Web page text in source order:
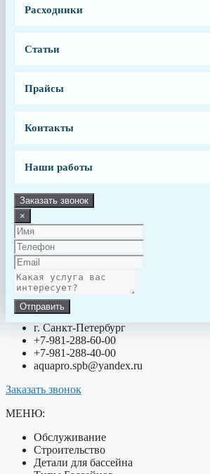
Расходники
Статьи
Прайсы
Контакты
Наши работы
Заказать звонок
×
Отправить
г. Санкт-Петербург
+7-981-288-60-00
+7-981-288-40-00
aquapro.spb@yandex.ru
Заказать звонок
МЕНЮ:
Обслуживание
Строительство
Детали для бассейна